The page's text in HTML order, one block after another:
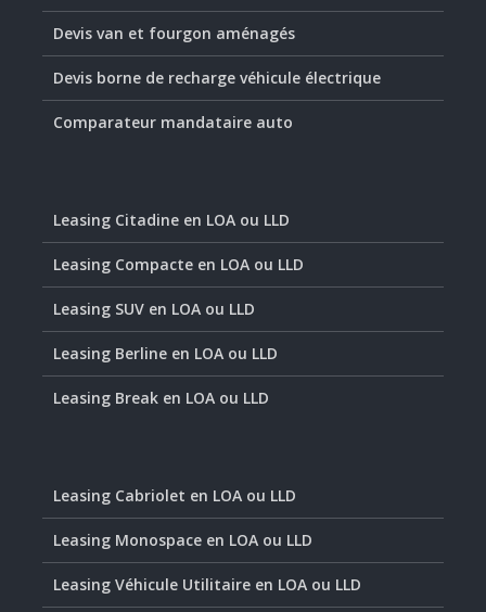
Devis van et fourgon aménagés
Devis borne de recharge véhicule électrique
Comparateur mandataire auto
Leasing Citadine en LOA ou LLD
Leasing Compacte en LOA ou LLD
Leasing SUV en LOA ou LLD
Leasing Berline en LOA ou LLD
Leasing Break en LOA ou LLD
Leasing Cabriolet en LOA ou LLD
Leasing Monospace en LOA ou LLD
Leasing Véhicule Utilitaire en LOA ou LLD